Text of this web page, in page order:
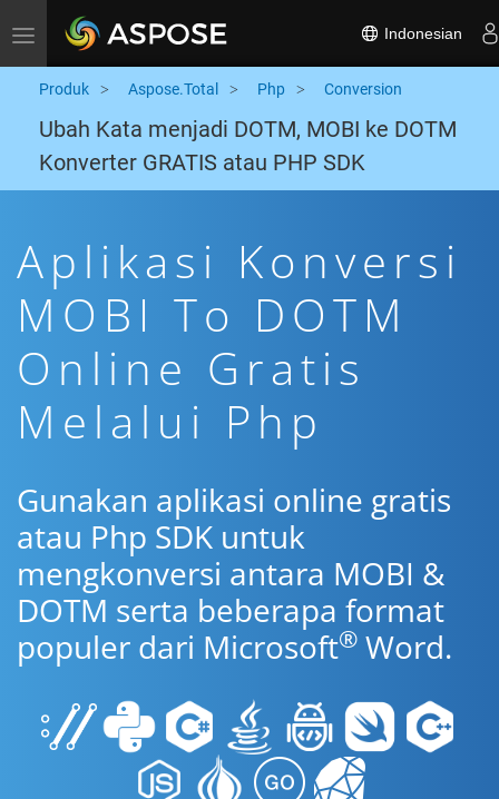
Toggle navigation Indonesian
Produk Aspose.Total Php Conversion
Ubah Kata menjadi DOTM, MOBI ke DOTM
Konverter GRATIS atau PHP SDK
Aplikasi Konversi
MOBI To DOTM
Online Gratis
Melalui Php
Gunakan aplikasi online gratis
atau Php SDK untuk
mengkonversi antara MOBI &
DOTM serta beberapa format
populer dari Microsoft® Word.